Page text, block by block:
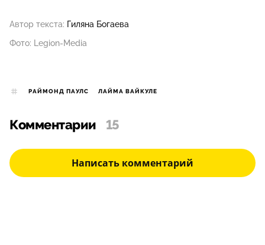
Автор текста: Гиляна Богаева
Фото: Legion-Media
РАЙМОНД ПАУЛС ЛАЙМА ВАЙКУЛЕ
Комментарии 15
Написать комментарий